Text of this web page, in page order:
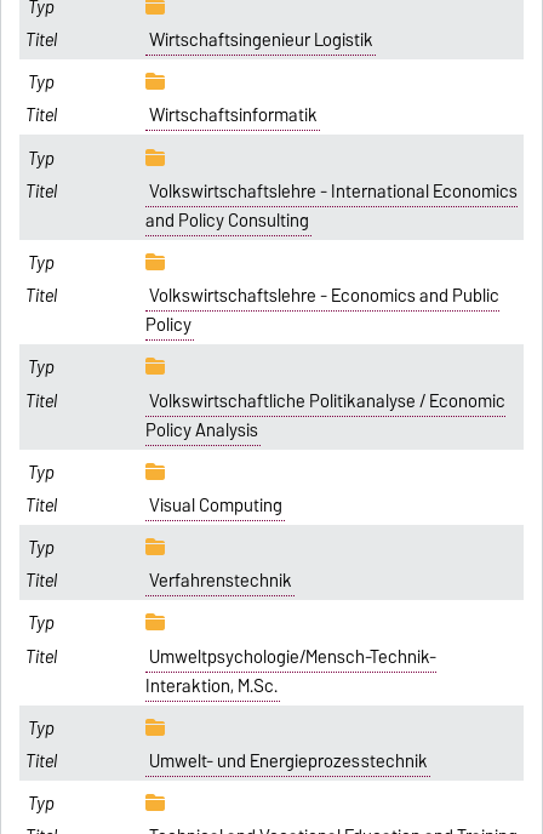
Wirtschaftsingenieur Logistik
Wirtschaftsinformatik
Volkswirtschaftslehre - International Economics
and Policy Consulting
Volkswirtschaftslehre - Economics and Public
Policy
Volkswirtschaftliche Politikanalyse / Economic
Policy Analysis
Visual Computing
Verfahrenstechnik
Umweltpsychologie/Mensch-Technik-
Interaktion, M.Sc.
Umwelt- und Energieprozesstechnik